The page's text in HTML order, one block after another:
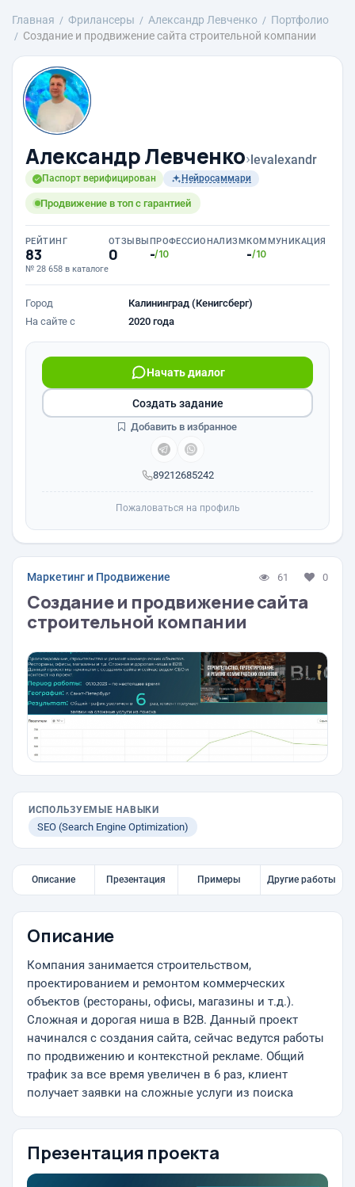
Главная Фрилансеры Александр Левченко
Портфолио
Создание и продвижение сайта строительной компании
Александр Левченко›levalexandr
Паспорт верифицирован Нейросаммари
Продвижение в топ с гарантией
РЕЙТИНГ
83
№ 28 658 в каталоге
ОТЗЫВЫ
0
ПРОФЕССИОНАЛИЗМ
-/10
КОММУНИКАЦИЯ
-/10
Город
Калининград (Кенигсберг)
На сайте с
2020 года
89212685242
Начать диалог
Создать задание
Добавить в избранное
Пожаловаться на профиль
Маркетинг и Продвижение 61 0
Создание и продвижение сайта
строительной компании
ИСПОЛЬЗУЕМЫЕ НАВЫКИ
SEO (Search Engine Optimization)
Описание Презентация Примеры Другие работы
Описание
Компания занимается строительством,
проектированием и ремонтом коммерческих
объектов (рестораны, офисы, магазины и т.д.).
Сложная и дорогая ниша в B2B. Данный проект
начинался с создания сайта, сейчас ведутся работы
по продвижению и контекстной рекламе. Общий
трафик за все время увеличен в 6 раз, клиент
получает заявки на сложные услуги из поиска
Презентация проекта